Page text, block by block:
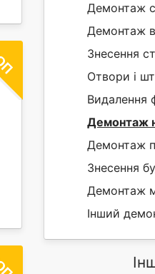
Демонтаж
Демонтаж
Знесення
Отвори і
Видалення
Демонтаж
Демонтаж
Знесення
Демонтаж
Інший